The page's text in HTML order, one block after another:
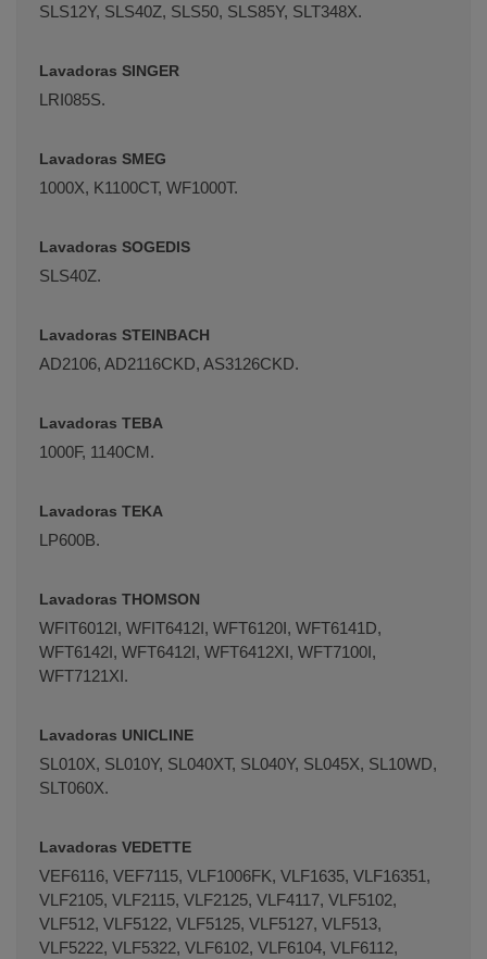
SLS12Y, SLS40Z, SLS50, SLS85Y, SLT348X.
Lavadoras SINGER
LRI085S.
Lavadoras SMEG
1000X, K1100CT, WF1000T.
Lavadoras SOGEDIS
SLS40Z.
Lavadoras STEINBACH
AD2106, AD2116CKD, AS3126CKD.
Lavadoras TEBA
1000F, 1140CM.
Lavadoras TEKA
LP600B.
Lavadoras THOMSON
WFIT6012I, WFIT6412I, WFT6120I, WFT6141D,
WFT6142I, WFT6412I, WFT6412XI, WFT7100I,
WFT7121XI.
Lavadoras UNICLINE
SL010X, SL010Y, SL040XT, SL040Y, SL045X, SL10WD,
SLT060X.
Lavadoras VEDETTE
VEF6116, VEF7115, VLF1006FK, VLF1635, VLF16351,
VLF2105, VLF2115, VLF2125, VLF4117, VLF5102,
VLF512, VLF5122, VLF5125, VLF5127, VLF513,
VLF5222, VLF5322, VLF6102, VLF6104, VLF6112,